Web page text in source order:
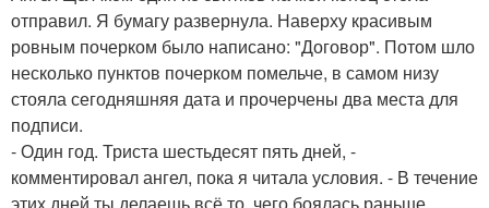
отправил. Я бумагу развернула. Наверху красивым
ровным почерком было написано: "Договор". Потом шло
несколько пунктов почерком помельче, в самом низу
стояла сегодняшняя дата и прочерчены два места для
подписи.
- Один год. Триста шестьдесят пять дней, -
комментировал ангел, пока я читала условия. - В течение